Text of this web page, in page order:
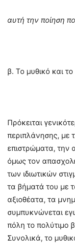
αυτή την ποίηση
β. Το μυθικό και
Πρόκειται
περιπλάνησης, με
επιστρώματα, την
όμως τον
των ιδιωτικών
τα βήματά του με
αξιοθέατα, τα
συμπυκνώνεται
πόλη το πολύτιμο
Συνολικά, το